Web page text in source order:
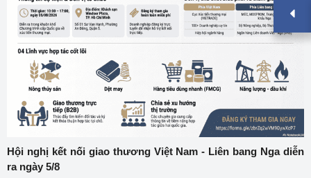
Hội nghị kết nối giao thương Việt Nam - Liên bang Nga diễn
ra ngày 5/8